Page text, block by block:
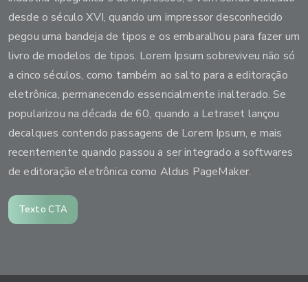
desde o século XVI, quando um impressor desconhecido
pegou uma bandeja de tipos e os embaralhou para fazer um
livro de modelos de tipos. Lorem Ipsum sobreviveu não só
a cinco séculos, como também ao salto para a editoração
eletrônica, permanecendo essencialmente inalterado. Se
popularizou na década de 60, quando a Letraset lançou
decalques contendo passagens de Lorem Ipsum, e mais
recentemente quando passou a ser integrado a softwares
de editoração eletrônica como Aldus PageMaker.
Texto CTA